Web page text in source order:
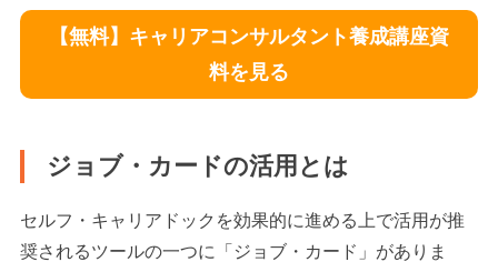
【無料】キャリアコンサルタント養成講座資
料を見る
ジョブ・カードの活用とは
セルフ・キャリアドックを効果的に進める上で活用が推
奨されるツールの一つに「ジョブ・カード」がありま